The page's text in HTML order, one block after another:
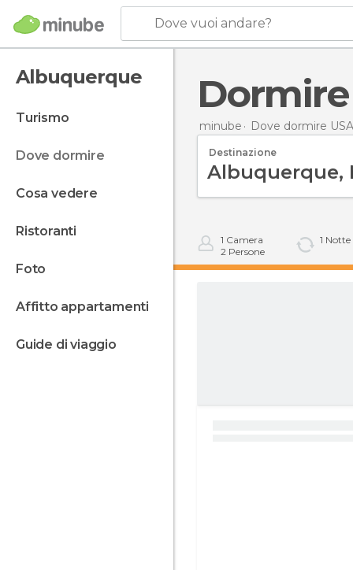
Dove vuoi andare?
Albuquerque
turismo
dove dormire
cosa vedere
ristoranti
foto
affitto appartamenti
guide di viaggio
minube Dove dormire USA
Destinazione
1 Camera
2 Persone
1 Notte